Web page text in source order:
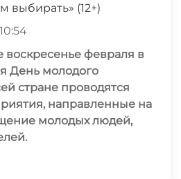
выбирать» (12+)
воскресенье февраля в
День молодого
стране проводятся
направленные на
молодых людей,